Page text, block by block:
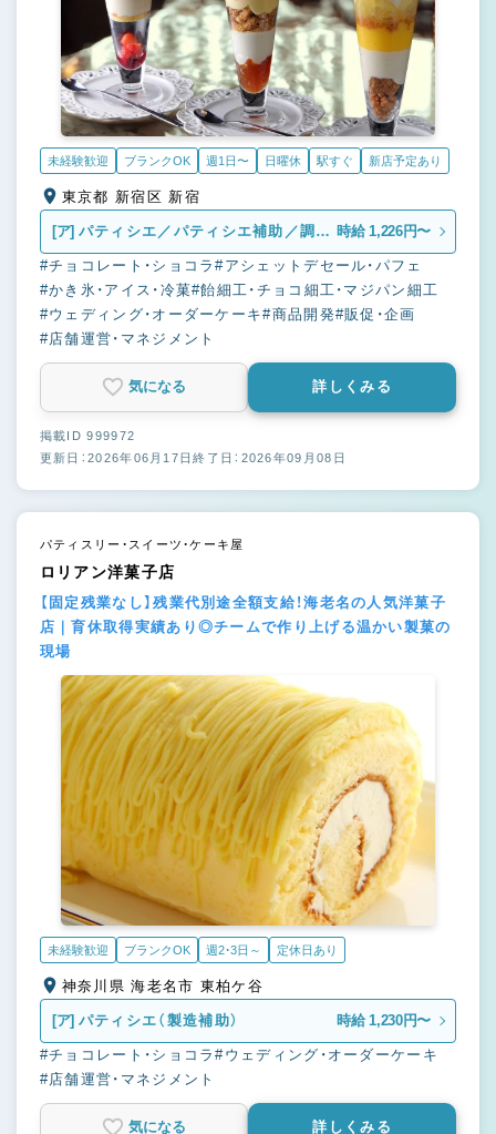
未経験歓迎 ブランクOK 週1日〜 日曜休 駅すぐ 新店予定あり
東京都 新宿区 新宿
[ア] パティシエ／パティシエ補助／調理
補助
時給 1,226円〜
#チョコレート・ショコラ#アシェットデセール・パフェ
#かき氷・アイス・冷菓#飴細工・チョコ細工・マジパン細工
#ウェディング・オーダーケーキ#商品開発#販促・企画
#店舗運営・マネジメント
気になる 詳しくみる
掲載ID 999972
更新日：2026年06月17日終了日：2026年09月08日
パティスリー・スイーツ・ケーキ屋
ロリアン洋菓子店
【固定残業なし】残業代別途全額支給！海老名の人気洋菓子
店｜育休取得実績あり◎チームで作り上げる温かい製菓の
現場
未経験歓迎 ブランクOK 週2・3日～ 定休日あり
神奈川県 海老名市 東柏ケ谷
[ア] パティシエ（製造補助） 時給 1,230円〜
#チョコレート・ショコラ#ウェディング・オーダーケーキ
#店舗運営・マネジメント
気になる 詳しくみる